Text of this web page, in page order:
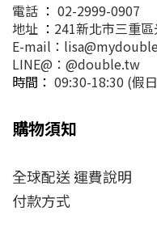
電話 ： 02-2999-0907
地址 ： 241新北市三重
E-mail：
LINE@：@double.tw
時間： 09:30-18:30 (假
購物須知
全球配送 運費說明
付款方式